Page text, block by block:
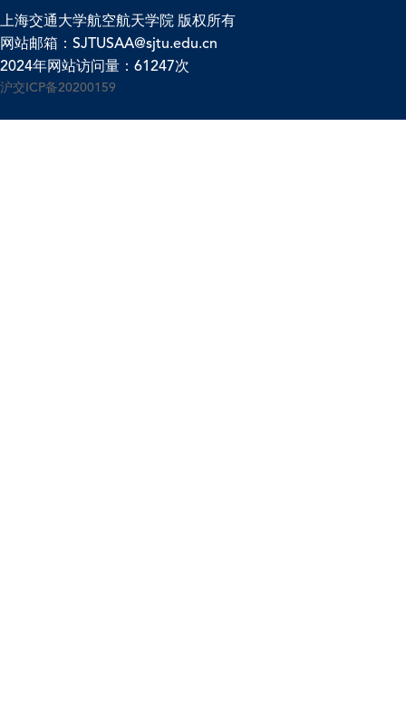
上海交通大学航空航天学院 版权所有
网站邮箱：SJTUSAA@sjtu.edu.cn
2024年网站访问量：61247次
沪交ICP备20200159